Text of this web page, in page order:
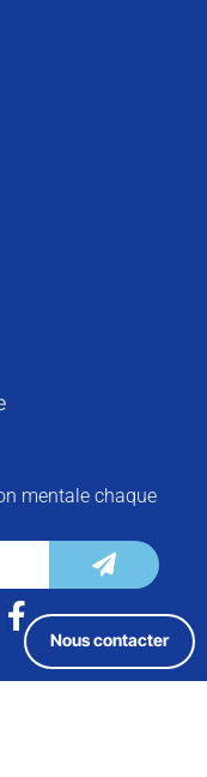
mentale chaque
Nous contacter